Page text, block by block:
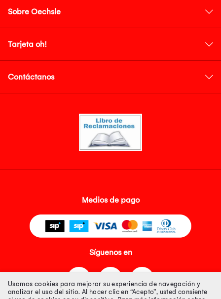
Sobre Oechsle
Tarjeta oh!
Contáctanos
Medios de pago
Síguenos en
Usamos cookies para mejorar su experiencia de navegación y
analizar el uso del sitio. Al hacer clic en “Acepto”, usted consiente